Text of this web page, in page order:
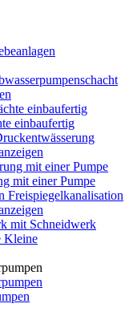
einbaufertig
mit einer Pumpe
Freispiegelkanalisation
mit Schneidwerk
Kleine